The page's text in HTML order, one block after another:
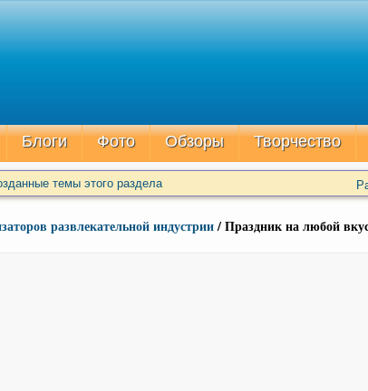
Блоги Фото Обзоры Творчество
темы этого раздела
развлекательной индустрии/ Праздник на любой